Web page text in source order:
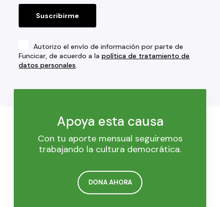
Autorizo el envío de información por parte de
Funcicar, de acuerdo a lapolítica de tratamiento de
datos personales.
Apoya esta causa
Con tu aporte mensual seguiremos
trabajando la cultura democrática.
DONA AHORA